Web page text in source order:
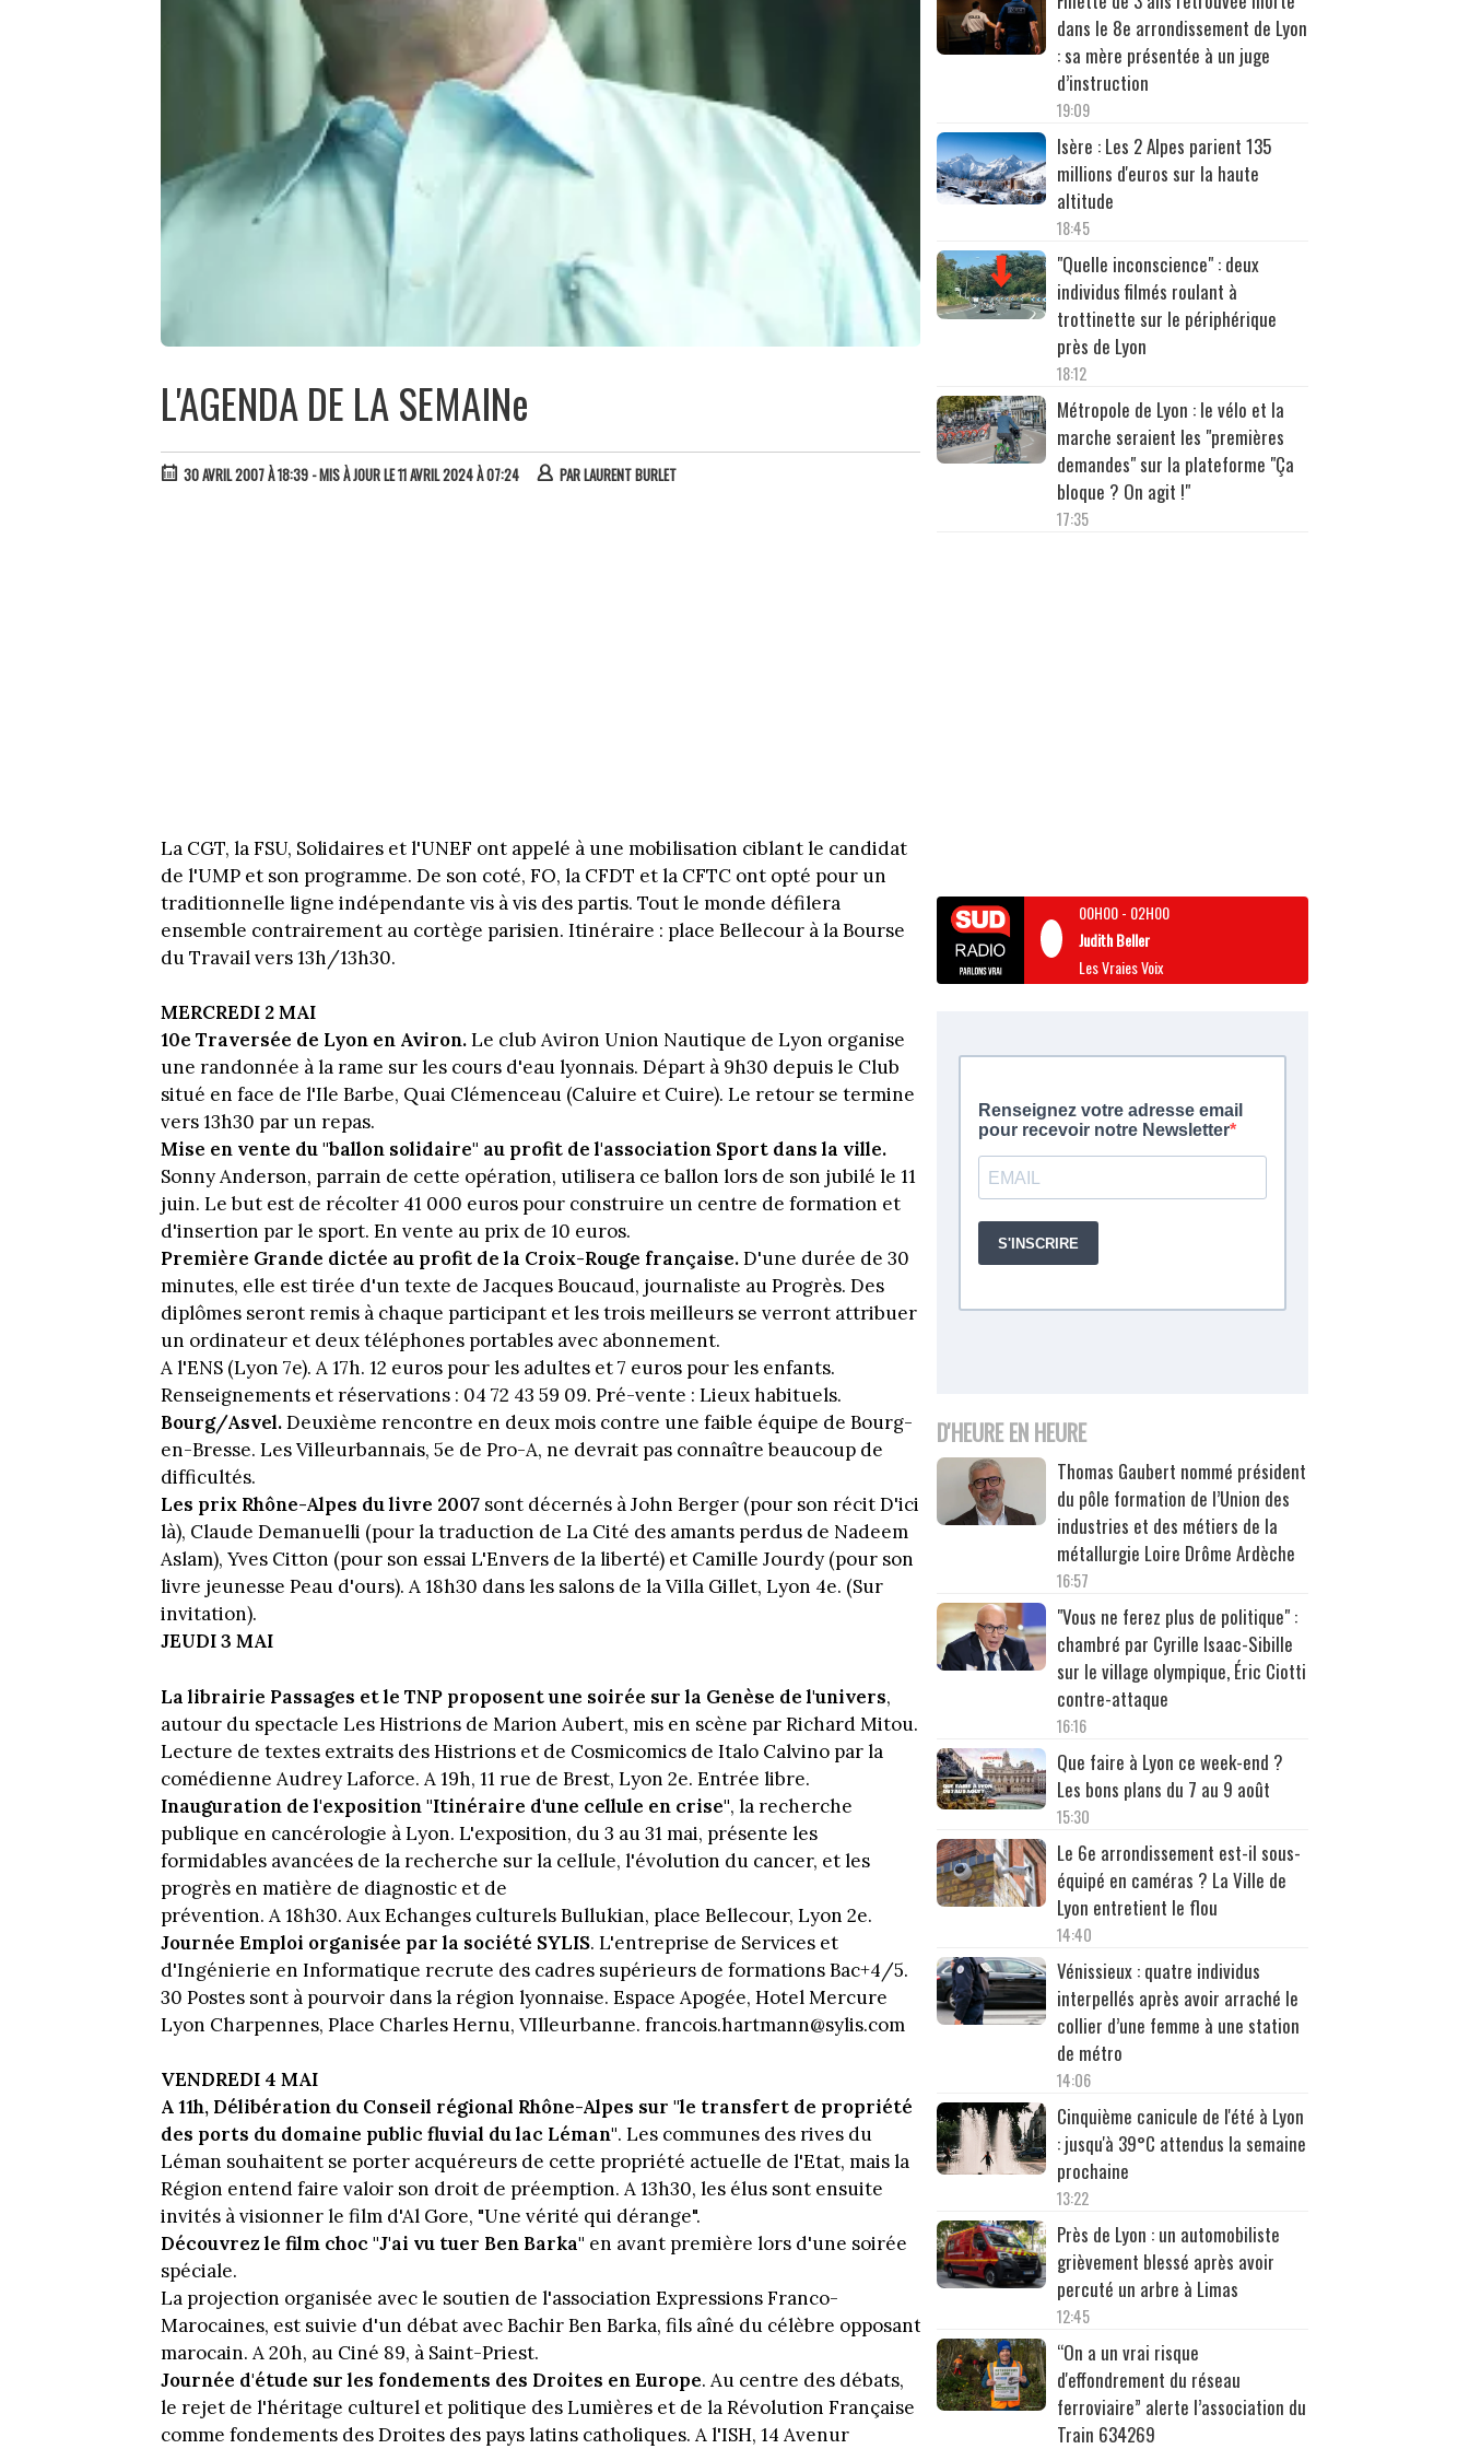
L'AGENDA DE LA SEMAINe
30 AVRIL 2007 À 18:39 - MIS À JOUR LE 11 AVRIL 2024 À 07:24 PARLAURENT BURLET
La CGT, la FSU, Solidaires et l'UNEF ont appelé à une mobilisation ciblant le candidat
de l'UMP et son programme. De son coté, FO, la CFDT et la CFTC ont opté pour un
traditionnelle ligne indépendante vis à vis des partis. Tout le monde défilera
ensemble contrairement au cortège parisien. Itinéraire : place Bellecour à la Bourse
du Travail vers 13h/13h30.
MERCREDI 2 MAI
10e Traversée de Lyon en Aviron.Le club Aviron Union Nautique de Lyon organise
une randonnée à la rame sur les cours d'eau lyonnais. Départ à 9h30 depuis le Club
situé en face de l'Ile Barbe, Quai Clémenceau (Caluire et Cuire). Le retour se termine
vers 13h30 par un repas.
Mise en vente du "ballon solidaire" au profit de l'association Sport dans la ville.
Sonny Anderson, parrain de cette opération, utilisera ce ballon lors de son jubilé le 11
juin. Le but est de récolter 41 000 euros pour construire un centre de formation et
d'insertion par le sport. En vente au prix de 10 euros.
Première Grande dictée au profit de la Croix-Rouge française.D'une durée de 30
minutes, elle est tirée d'un texte de Jacques Boucaud, journaliste au Progrès. Des
diplômes seront remis à chaque participant et les trois meilleurs se verront attribuer
un ordinateur et deux téléphones portables avec abonnement.
A l'ENS (Lyon 7e). A 17h. 12 euros pour les adultes et 7 euros pour les enfants.
Renseignements et réservations : 04 72 43 59 09. Pré-vente : Lieux habituels.
Bourg/Asvel.Deuxième rencontre en deux mois contre une faible équipe de Bourg-
en-Bresse. Les Villeurbannais, 5e de Pro-A, ne devrait pas connaître beaucoup de
difficultés.
Les prix Rhône-Alpes du livre 2007 sont décernés à John Berger (pour son récit D'ici
là), Claude Demanuelli (pour la traduction de La Cité des amants perdus de Nadeem
Aslam), Yves Citton (pour son essai L'Envers de la liberté) et Camille Jourdy (pour son
livre jeunesse Peau d'ours). A 18h30 dans les salons de la Villa Gillet, Lyon 4e. (Sur
invitation).
JEUDI 3 MAI
La librairie Passages et le TNP proposent une soirée sur la Genèse de l'univers,
autour du spectacle Les Histrions de Marion Aubert, mis en scène par Richard Mitou.
Lecture de textes extraits des Histrions et de Cosmicomics de Italo Calvino par la
comédienne Audrey Laforce. A 19h, 11 rue de Brest, Lyon 2e. Entrée libre.
Inauguration de l'exposition "Itinéraire d'une cellule en crise", la recherche
publique en cancérologie à Lyon. L'exposition, du 3 au 31 mai, présente les
formidables avancées de la recherche sur la cellule, l'évolution du cancer, et les
progrès en matière de diagnostic et de
prévention. A 18h30. Aux Echanges culturels Bullukian, place Bellecour, Lyon 2e.
Journée Emploi organisée par la société SYLIS. L'entreprise de Services et
d'Ingénierie en Informatique recrute des cadres supérieurs de formations Bac+4/5.
30 Postes sont à pourvoir dans la région lyonnaise. Espace Apogée, Hotel Mercure
Lyon Charpennes, Place Charles Hernu, VIlleurbanne. francois.hartmann@sylis.com
VENDREDI 4 MAI
A 11h, Délibération du Conseil régional Rhône-Alpes sur "le transfert de propriété
des ports du domaine public fluvial du lac Léman". Les communes des rives du
Léman souhaitent se porter acquéreurs de cette propriété actuelle de l'Etat, mais la
Région entend faire valoir son droit de préemption. A 13h30, les élus sont ensuite
invités à visionner le film d'Al Gore, "Une vérité qui dérange".
Découvrez le film choc "J'ai vu tuer Ben Barka" en avant première lors d'une soirée
spéciale.
La projection organisée avec le soutien de l'association Expressions Franco-
Marocaines, est suivie d'un débat avec Bachir Ben Barka, fils aîné du célèbre opposant
marocain. A 20h, au Ciné 89, à Saint-Priest.
Journée d'étude sur les fondements des Droites en Europe. Au centre des débats,
le rejet de l'héritage culturel et politique des Lumières et de la Révolution Française
comme fondements des Droites des pays latins catholiques. A l'ISH, 14 Avenur
dans le 8e arrondissement de Lyon
: sa mère présentée à un juge
d’instruction
19:09
Isère : Les 2 Alpes parient 135
millions d'euros sur la haute
altitude
18:45
"Quelle inconscience" : deux
individus filmés roulant à
trottinette sur le périphérique
près de Lyon
18:12
Métropole de Lyon : le vélo et la
marche seraient les "premières
demandes" sur la plateforme "Ça
bloque ? On agit !"
17:35
00H00- 02H00
Judith Beller
Les Vraies Voix
D'HEURE EN HEURE
Thomas Gaubert nommé président
du pôle formation de l’Union des
industries et des métiers de la
métallurgie Loire Drôme Ardèche
16:57
"Vous ne ferez plus de politique" :
chambré par Cyrille Isaac-Sibille
sur le village olympique, Éric Ciotti
contre-attaque
16:16
Que faire à Lyon ce week-end ?
Les bons plans du 7 au 9 août
15:30
Le 6e arrondissement est-il sous-
équipé en caméras ? La Ville de
Lyon entretient le flou
14:40
Vénissieux : quatre individus
interpellés après avoir arraché le
collier d’une femme à une station
de métro
14:06
Cinquième canicule de l'été à Lyon
: jusqu'à 39°C attendus la semaine
prochaine
13:22
Près de Lyon : un automobiliste
grièvement blessé après avoir
percuté un arbre à Limas
12:45
“On a un vrai risque
d'effondrement du réseau
ferroviaire” alerte l’association du
Train 634269